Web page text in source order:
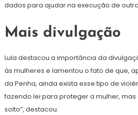
dados para ajudar na execução de
Mais divulgação
Lula destacou a importância da
às mulheres e lamentou o fato de que,
da Penha, ainda exista esse tipo de
fazendo lei para proteger a mulher,
solto”, destacou.